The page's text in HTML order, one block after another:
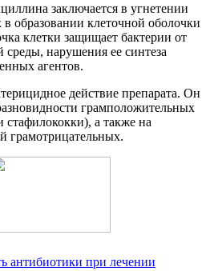
заключается в угнетении
образовании клеточной оболочки
клетки защищает бактерии от
нарушения ее синтеза
агентов.
действие препарата. Он
грамположительных
стафилококки), а также на
грамотрицательных.
антибиотики при лечении